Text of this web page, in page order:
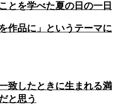
とを学べた夏の日の一日
作品に」というテーマに
致したときに生まれる満
と思う